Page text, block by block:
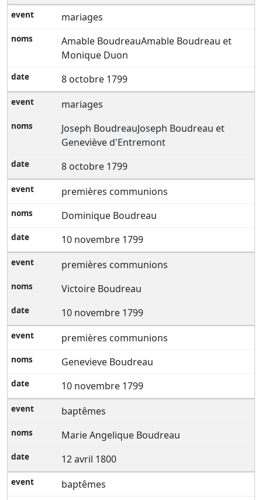
mariages
Amable BoudreauAmable Boudreau et
Monique Duon
8 octobre 1799
mariages
Joseph BoudreauJoseph Boudreau et
Geneviève d'Entremont
8 octobre 1799
premières communions
Dominique Boudreau
10 novembre 1799
premières communions
Victoire Boudreau
10 novembre 1799
premières communions
Genevieve Boudreau
10 novembre 1799
baptêmes
Marie Angelique Boudreau
12 avril 1800
baptêmes